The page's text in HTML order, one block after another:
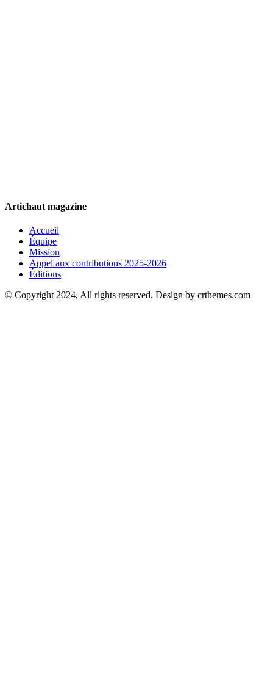
Artichaut magazine
Accueil
Équipe
Mission
Appel aux contributions 2025-2026
Éditions
© Copyright 2024, All rights reserved. Design by crthemes.com